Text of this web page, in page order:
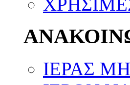
ΙΕΡΑΣ